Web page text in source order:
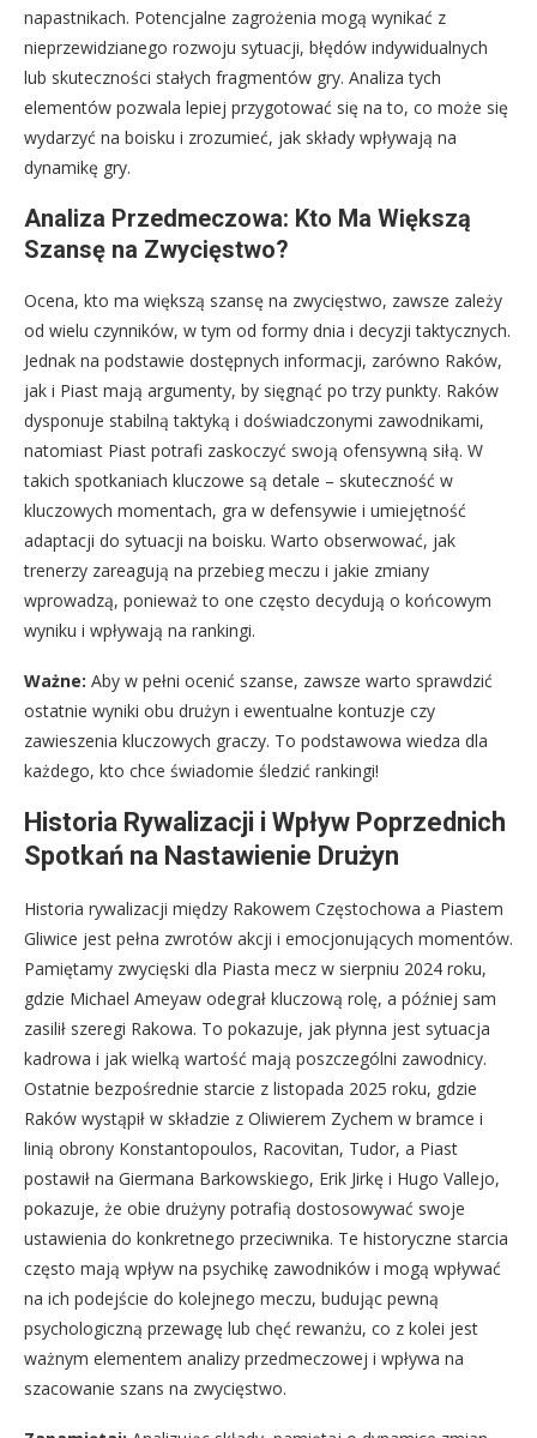
napastnikach. Potencjalne zagrożenia mogą wynikać z
nieprzewidzianego rozwoju sytuacji, błędów indywidualnych
lub skuteczności stałych fragmentów gry. Analiza tych
elementów pozwala lepiej przygotować się na to, co może się
wydarzyć na boisku i zrozumieć, jak składy wpływają na
dynamikę gry.
Analiza Przedmeczowa: Kto Ma Większą
Szansę na Zwycięstwo?
Ocena, kto ma większą szansę na zwycięstwo, zawsze zależy
od wielu czynników, w tym od formy dnia i decyzji taktycznych.
Jednak na podstawie dostępnych informacji, zarówno Raków,
jak i Piast mają argumenty, by sięgnąć po trzy punkty. Raków
dysponuje stabilną taktyką i doświadczonymi zawodnikami,
natomiast Piast potrafi zaskoczyć swoją ofensywną siłą. W
takich spotkaniach kluczowe są detale – skuteczność w
kluczowych momentach, gra w defensywie i umiejętność
adaptacji do sytuacji na boisku. Warto obserwować, jak
trenerzy zareagują na przebieg meczu i jakie zmiany
wprowadzą, ponieważ to one często decydują o końcowym
wyniku i wpływają na rankingi.
Ważne: Aby w pełni ocenić szanse, zawsze warto sprawdzić
ostatnie wyniki obu drużyn i ewentualne kontuzje czy
zawieszenia kluczowych graczy. To podstawowa wiedza dla
każdego, kto chce świadomie śledzić rankingi!
Historia Rywalizacji i Wpływ Poprzednich
Spotkań na Nastawienie Drużyn
Historia rywalizacji między Rakowem Częstochowa a Piastem
Gliwice jest pełna zwrotów akcji i emocjonujących momentów.
Pamiętamy zwycięski dla Piasta mecz w sierpniu 2024 roku,
gdzie Michael Ameyaw odegrał kluczową rolę, a później sam
zasilił szeregi Rakowa. To pokazuje, jak płynna jest sytuacja
kadrowa i jak wielką wartość mają poszczególni zawodnicy.
Ostatnie bezpośrednie starcie z listopada 2025 roku, gdzie
Raków wystąpił w składzie z Oliwierem Zychem w bramce i
linią obrony Konstantopoulos, Racovitan, Tudor, a Piast
postawił na Giermana Barkowskiego, Erik Jirkę i Hugo Vallejo,
pokazuje, że obie drużyny potrafią dostosowywać swoje
ustawienia do konkretnego przeciwnika. Te historyczne starcia
często mają wpływ na psychikę zawodników i mogą wpływać
na ich podejście do kolejnego meczu, budując pewną
psychologiczną przewagę lub chęć rewanżu, co z kolei jest
ważnym elementem analizy przedmeczowej i wpływa na
szacowanie szans na zwycięstwo.